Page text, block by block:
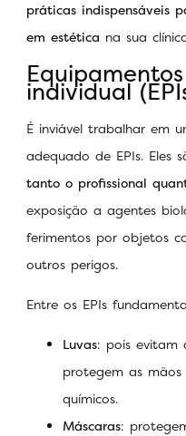
práticas indispensáveis
em estética na sua
individual
É inviável trabalhar em
adequado de EPIs. Eles
tanto o profissional
exposição a agentes
ferimentos por objetos
outros perigos.
Entre os EPIs
Luvas: pois evitam
protegem as
químicos.
Máscaras: